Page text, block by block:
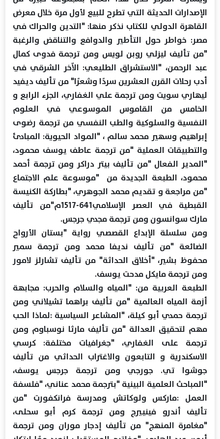
الإصدارات الحديثة التي تطرح للبيع لأول مرة خلال معرض
القاهرة الدولي للكتاب نذكر منها: "التدين والحراك في
مصر: خواطر حول التأطير والدوافع والتناقض والرغبة
"من تأليف ليزلي روبن لويس ومن ترجمة فدوى كمال
عبد الرحمن، "الاستشراق الطليعي: الاّخر الشرقي في
أدب رحلات القرن العشرين سردًا وشعرًا" من تأليف ديفيد
ليهاري سويت ومن ترجمة علي الغفاري، الجزء الرابع و
الخامس من القاموس الموسوعي في العلوم
النفسية والسلوكية والطب النفسي من ترجمة رضوى
إبراهيم وسهير محمد سالم ، "المواد الحيوية: المبادئ
والتطبيقات العملية "من ترجمة عاطف يوسف محمود،
"المدير الفعال "من تأليف بيتر دراكر ومن ترجمة أحمد
محمود، الطبعة الجديدة من "موسوعة علم الاجتماع
"من مراجعة و تقديم محمد الجوهري، "بطاركة الكنيسة
القبطية في العصر الإسلامي641-1517م"من تأليف
مارك سوانسون ومن ترجمة مجدي جرجس.
ومن سلسلة الإبداع القصصي رواية "بستان الأرواح
الضائعة "من تأليف نديفا محمد ومن ترجمة سمير
محفوظ بشير، "أخلاق الحداثة" من تأليف تشارلز لامور
ومن ترجمة مايكل مدحت يوسف.
الطبعة العربية من: "المياه والسلام والحرب: مجابهة
أزمة المياه العالمية "من تأليف براهما تشيلاني ومن
ترجمة حمدي أبو كيلة، "المشاعر السياسية :لماذا الحب
مهم لتحقيق العدالة "من تأليف مارثا نوسباوم ومن
ترجمة على الغفاري، "جغرافيات مختلفة: كرسي
الاسكندرية و التابعون والاغتراب الحداثي من تأليف
جوشوا تي. جورجي ومن ترجمة جرجس يوسف،
"المباحث العلمية البينية "بترجمة محمد عناني، "فلسفة
العمل :ماركس ولوكاتش ومدرسة فرانكفورت "من
تأليف أندرو فينييرج ومن ترجمة كرم أبو سحلى،
"مغامرة المنهج" من تأليف إدجار موران ومن ترجمة